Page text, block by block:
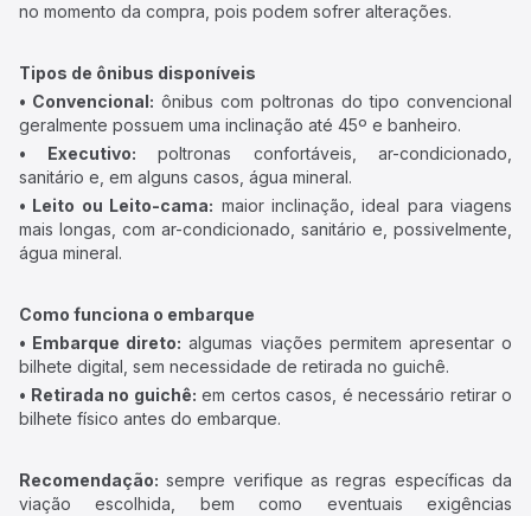
no momento da compra, pois podem sofrer alterações.
Tipos de ônibus disponíveis
• Convencional: ônibus com poltronas do tipo convencional
geralmente possuem uma inclinação até 45º e banheiro.
• Executivo: poltronas confortáveis, ar-condicionado,
sanitário e, em alguns casos, água mineral.
• Leito ou Leito-cama: maior inclinação, ideal para viagens
mais longas, com ar-condicionado, sanitário e, possivelmente,
água mineral.
Como funciona o embarque
• Embarque direto: algumas viações permitem apresentar o
bilhete digital, sem necessidade de retirada no guichê.
• Retirada no guichê: em certos casos, é necessário retirar o
bilhete físico antes do embarque.
Recomendação: sempre verifique as regras específicas da
viação escolhida, bem como eventuais exigências